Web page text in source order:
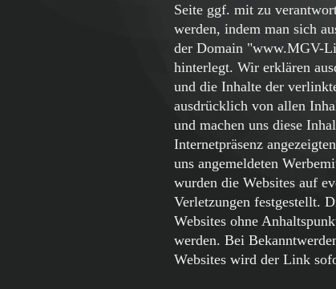
Seite ggf. mit zu
werden, indem man sich
der Domain "www.MGV-
hinterlegt. Wir erklären
und die Inhalte der
ausdrücklich von allen
und machen uns diese
Internetpräsenz
uns angemeldeten
wurden die Websites auf
Verletzungen festgestellt.
Websites ohne
werden. Bei
Websites wird der Link